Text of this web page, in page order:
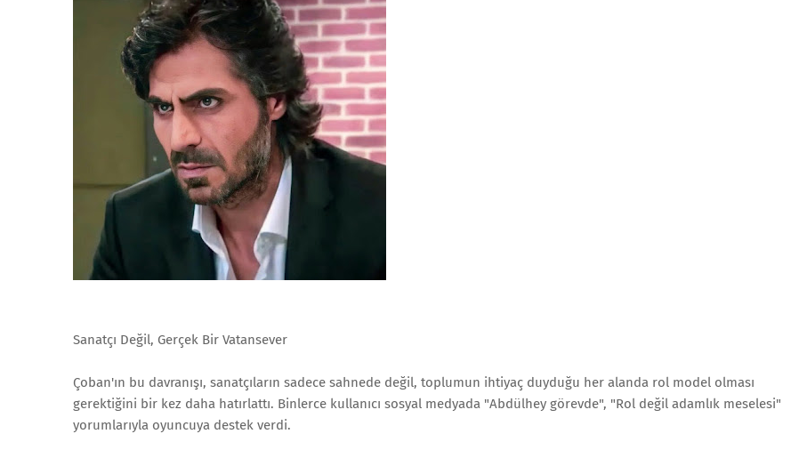
Sanatçı Değil, Gerçek Bir Vatansever
Çoban'ın bu davranışı, sanatçıların sadece sahnede değil, toplumun ihtiyaç duyduğu her alanda rol model olması
gerektiğini bir kez daha hatırlattı. Binlerce kullanıcı sosyal medyada "Abdülhey görevde", "Rol değil adamlık meselesi"
yorumlarıyla oyuncuya destek verdi.